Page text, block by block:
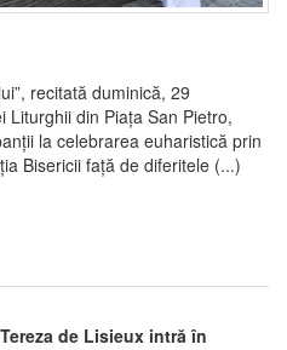
recitată duminică, 29
Liturghii din Piața San Pietro,
la celebrarea euharistică prin
Bisericii față de diferitele (...)
de Lisieux intră în